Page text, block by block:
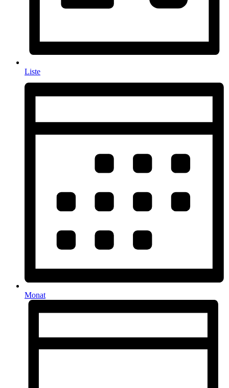
Liste
Monat